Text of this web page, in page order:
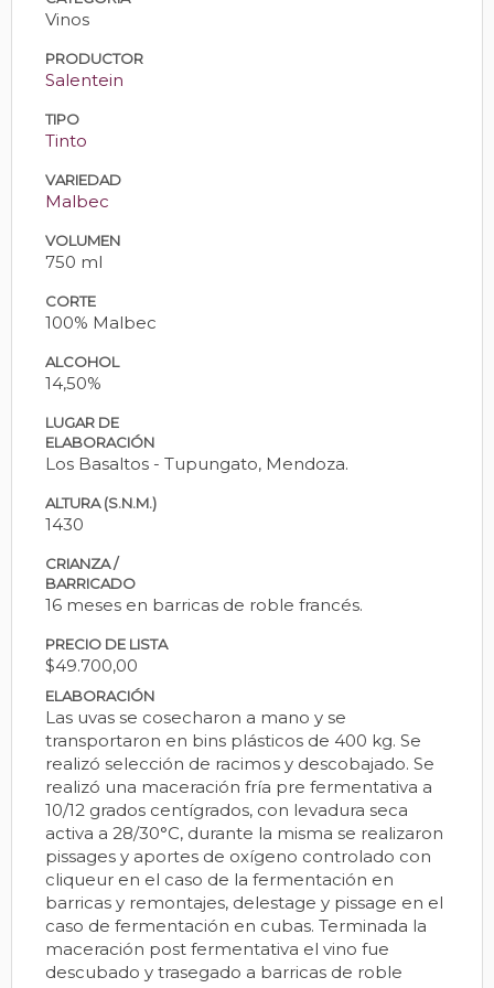
Vinos
PRODUCTOR
Salentein
TIPO
Tinto
VARIEDAD
Malbec
VOLUMEN
750 ml
CORTE
100% Malbec
ALCOHOL
14,50%
LUGAR DE
ELABORACIÓN
Los Basaltos - Tupungato, Mendoza.
ALTURA (S.N.M.)
1430
CRIANZA /
BARRICADO
16 meses en barricas de roble francés.
PRECIO DE LISTA
$49.700,00
ELABORACIÓN
Las uvas se cosecharon a mano y se
transportaron en bins plásticos de 400 kg. Se
realizó selección de racimos y descobajado. Se
realizó una maceración fría pre fermentativa a
10/12 grados centígrados, con levadura seca
activa a 28/30°C, durante la misma se realizaron
pissages y aportes de oxígeno controlado con
cliqueur en el caso de la fermentación en
barricas y remontajes, delestage y pissage en el
caso de fermentación en cubas. Terminada la
maceración post fermentativa el vino fue
descubado y trasegado a barricas de roble